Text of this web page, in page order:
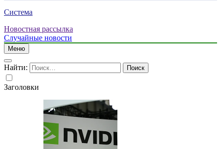
Система
Новостная рассылка
Случайные новости
Меню
Найти:
Заголовки